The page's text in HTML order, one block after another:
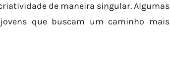
de maneira singular. Algumas
que buscam um caminho mais